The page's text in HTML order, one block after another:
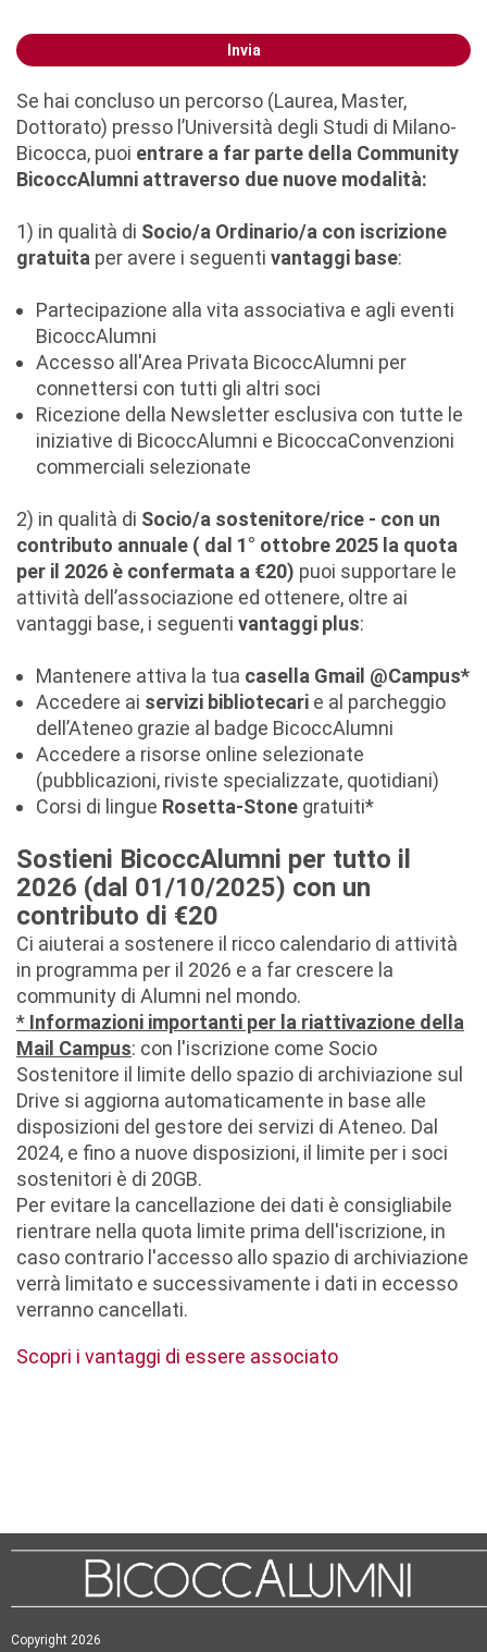
Invia
Se hai concluso un percorso (Laurea, Master,
Dottorato) presso l’Università degli Studi di Milano-
Bicocca, puoi entrare a far parte della Community
BicoccAlumni attraverso due nuove modalità:
1) in qualità di Socio/a Ordinario/a con iscrizione
gratuita per avere i seguenti vantaggi base:
Partecipazione alla vita associativa e agli eventi
BicoccAlumni
Accesso all'Area Privata BicoccAlumni per
connettersi con tutti gli altri soci
Ricezione della Newsletter esclusiva con tutte le
iniziative di BicoccAlumni e BicoccaConvenzioni
commerciali selezionate
2) in qualità di Socio/a sostenitore/rice - con un
contributo annuale ( dal 1° ottobre 2025 la quota
per il 2026 è confermata a €20) puoi supportare le
attività dell’associazione ed ottenere, oltre ai
vantaggi base, i seguenti vantaggi plus:
Mantenere attiva la tua casella Gmail @Campus*
Accedere ai servizi bibliotecari e al parcheggio
dell’Ateneo grazie al badge BicoccAlumni
Accedere a risorse online selezionate
(pubblicazioni, riviste specializzate, quotidiani)
Corsi di lingue Rosetta-Stone gratuiti*
Sostieni BicoccAlumni per tutto il
2026 (dal 01/10/2025) con un
contributo di €20
Ci aiuterai a sostenere il ricco calendario di attività
in programma per il 2026 e a far crescere la
community di Alumni nel mondo.
* Informazioni importanti per la riattivazione della
Mail Campus: con l'iscrizione come Socio
Sostenitore il limite dello spazio di archiviazione sul
Drive si aggiorna automaticamente in base alle
disposizioni del gestore dei servizi di Ateneo. Dal
2024, e fino a nuove disposizioni, il limite per i soci
sostenitori è di 20GB.
Per evitare la cancellazione dei dati è consigliabile
rientrare nella quota limite prima dell'iscrizione, in
caso contrario l'accesso allo spazio di archiviazione
verrà limitato e successivamente i dati in eccesso
verranno cancellati.
Scopri i vantaggi di essere associato
Copyright 2026